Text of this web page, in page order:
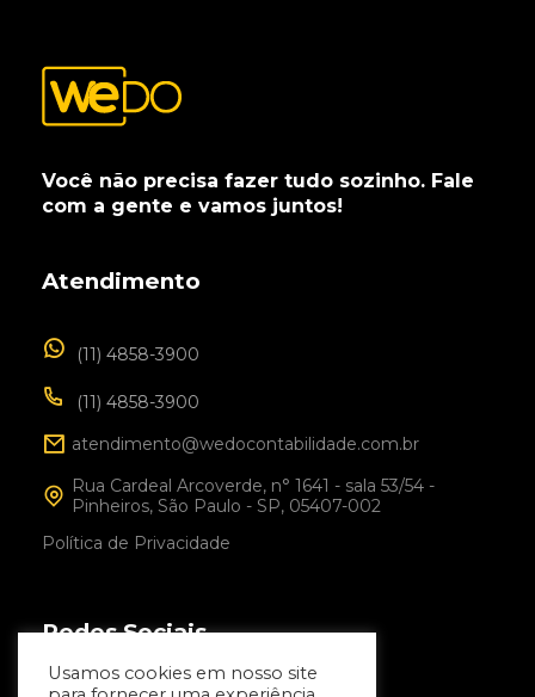
Você não precisa fazer tudo sozinho. Fale
com a gente e vamos juntos!
Atendimento
(11) 4858-3900
(11) 4858-3900
atendimento@wedocontabilidade.com.br
Rua Cardeal Arcoverde, n° 1641 - sala 53/54 -
Pinheiros, São Paulo - SP, 05407-002
Política de Privacidade
Redes Sociais
Facebook
Usamos cookies em nosso site